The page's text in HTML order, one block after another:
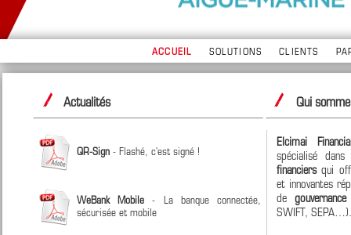
ACCUEIL SOLUTIONS CLIENTS
Actualités
QR-Sign - Flashé, c'est signé !
WeBank Mobile- La banque connectée,
sécurisée et mobile
Qui
Elcimai
spécialisé
financiersqui
et innovantes
de
SWIFT, SEPA…).